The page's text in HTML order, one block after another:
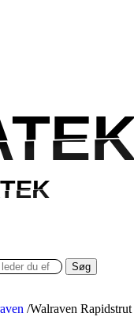
Søg
/Walraven